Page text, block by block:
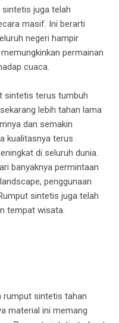
sintetis juga telah
masif. Ini berarti
negeri hampir
permainan
cuaca.
sintetis terus tumbuh
lebih tahan lama
dan semakin
kualitasnya terus
di seluruh dunia.
banyaknya permintaan
penggunaan
sintetis juga telah
tempat wisata.
rumput sintetis tahan
material ini memang